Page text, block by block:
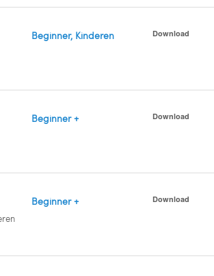
Beginner, Kinderen Download
Beginner + Download
Beginner + Download